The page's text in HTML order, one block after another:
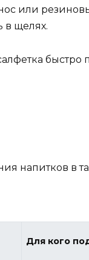
или
в щелях.
быстро
напитков в
Для кого